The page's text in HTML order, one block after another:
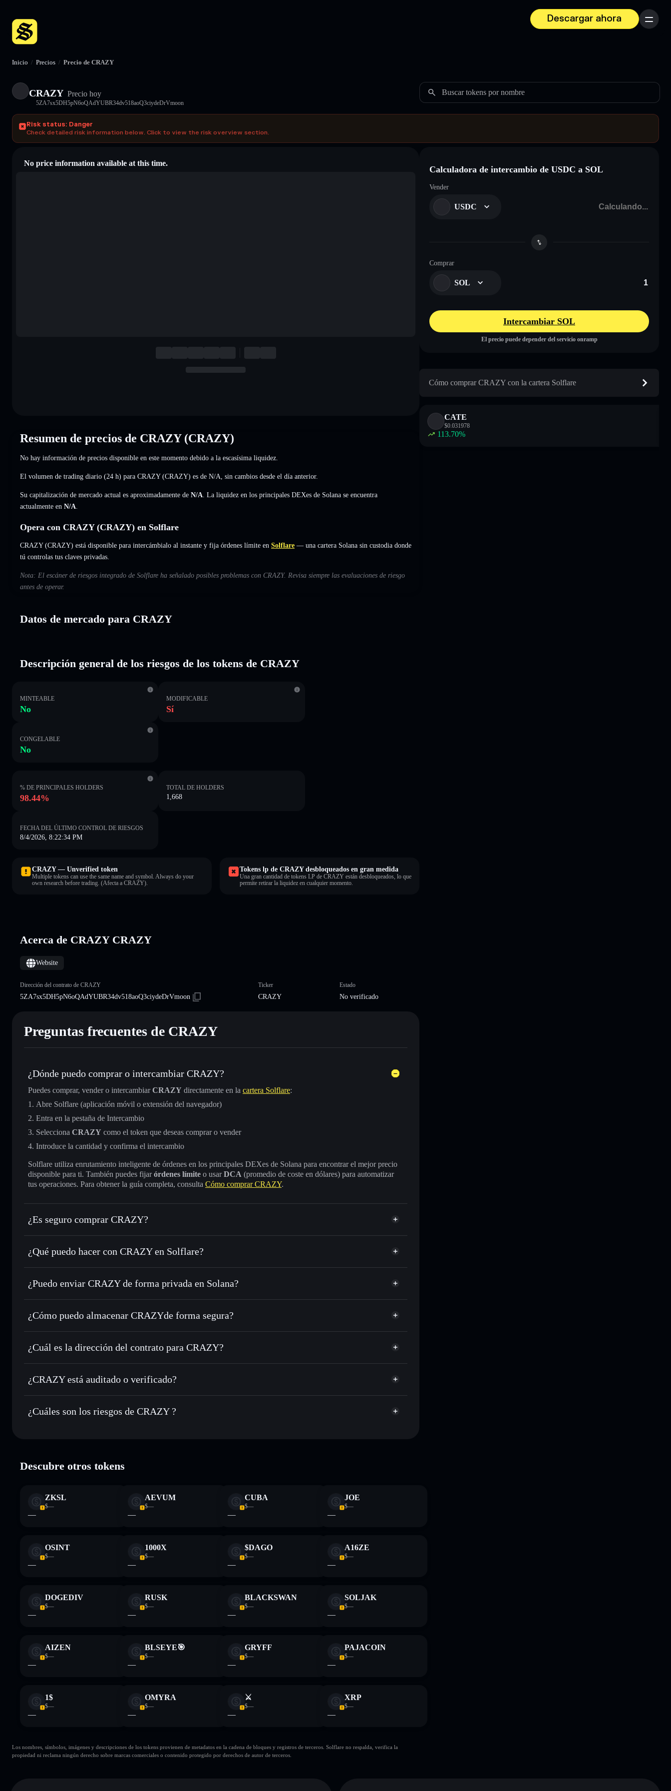
Descargar ahora
Menú
Inicio / Precios / Precio de CRAZY
CRAZY Precio hoy
5ZA7sx5DH5pN6oQAdYUBR34dv518aoQ3ciydeDrVmoon
Buscar tokens por nombre
Risk status: Danger
Check detailed risk information below. Click to view the risk overview section.
No price information available at this time.
Resumen de precios de CRAZY (CRAZY)
No hay información de precios disponible en este momento debido a la escasísima liquidez.
El volumen de trading diario (24 h) para CRAZY (CRAZY) es de N/A sin cambios desde el día anterior.
Su capitalización de mercado actual es aproximadamente de N/A . La liquidez en los principales DEXes de Solana se encuentra
actualmente en N/A
Opera con CRAZY (CRAZY) en Solflare
CRAZY (CRAZY) está disponible para intercámbialo al instante y fija órdenes límite en Solflare — una cartera Solana sin custodia donde
tú controlas tus claves privadas.
Nota: El escáner de riesgos integrado de Solflare ha señalado posibles problemas con CRAZY. Revisa siempre las evaluaciones de riesgo
antes de operar.
Datos de mercado para CRAZY
Descripción general de los riesgos de los tokens de CRAZY
MINTEABLE
No
MODIFICABLE
Sí
CONGELABLE
No
% DE PRINCIPALES HOLDERS
98.44%
TOTAL DE HOLDERS
1,668
FECHA DEL ÚLTIMO CONTROL DE RIESGOS
8/4/2026, 8:22:34 PM
CRAZY — Unverified token
Multiple tokens can use the same name and symbol. Always do your
own research before trading. (Afecta a CRAZY).
Tokens lp de CRAZY desbloqueados en gran medida
Una gran cantidad de tokens LP de CRAZY están desbloqueados, lo que
permite retirar la liquidez en cualquier momento.
Acerca de CRAZY CRAZY
Website
Dirección del contrato de CRAZY
5ZA7sx5DH5pN6oQAdYUBR34dv518aoQ3ciydeDrVmoon
Ticker
CRAZY
Estado
No verificado
Preguntas frecuentes de CRAZY
¿Dónde puedo comprar o intercambiar CRAZY?
Puedes comprar, vender o intercambiarCRAZY directamente en la cartera Solflare:
Abre Solflare (aplicación móvil o extensión del navegador)
Entra en la pestaña de Intercambio
Selecciona CRAZY como el token que deseas comprar o vender
Introduce la cantidad y confirma el intercambio
Solflare utiliza enrutamiento inteligente de órdenes en los principales DEXes de Solana para encontrar el mejor precio
disponible para ti. También puedes fijarórdenes límite o usarDCA (promedio de coste en dólares) para automatizar
tus operaciones. Para obtener la guía completa, consulta Cómo comprar CRAZY.
¿Es seguro comprar CRAZY?
CRAZY no está verificado
¿Qué puedo hacer con CRAZY en Solflare?
CRAZY
cartera de Solflare
Intercambiar al instante: operar con CRAZY para SOL, USDC o miles de otros tokens de Solana con
Utilizar DCA: promedio de coste en dólares en CRAZY a lo largo del tiempo
Enviar de forma privada: transferir CRAZY sin vincular públicamente las carteras usando el agregador de
privacidad integrado de Solflare
Holdear de forma segura: almacenar CRAZY en una cartera sin custodia donde tú controla tus claves privadas
¿Puedo enviar CRAZY de forma privada en Solana?
agregador de privacidad
¿Cómo puedo almacenar CRAZYde forma segura?
CRAZY cartera sin custodia Solflare
¿Cuál es la dirección del contrato para CRAZY?
CRAZY
5ZA7sx5DH5pN6oQAdYUBR34dv518aoQ3ciydeDrVmoon
Solflare
¿CRAZY está auditado o verificado?
CRAZY no está verificado actualmente
¿Cuáles son los riesgos de CRAZY ?
la liquidez está desbloqueada
financiero. Investiga siempre por tu cuenta. Datos proporcionados por rugcheck.xyz.
Descubre otros tokens
ZKSL
$—
—
AEVUM
$—
—
CUBA
$—
—
JOE
$—
—
OSINT
$—
—
1000X
$—
—
$DAGO
$—
—
A16ZE
$—
—
DOGEDIV
$—
—
RUSK
$—
—
BLACKSWAN
$—
—
SOLJAK
$—
—
AIZEN
$—
—
BLSEYE🎯
$—
—
GRYFF
$—
—
PAJACOIN
$—
—
1$
$—
—
OMYRA
$—
—
⚔
$—
—
XRP
$—
—
Los nombres, símbolos, imágenes y descripciones de los tokens provienen de metadatos en la cadena de bloques y registros de terceros. Solflare no respalda, verifica la
propiedad ni reclama ningún derecho sobre marcas comerciales o contenido protegido por derechos de autor de terceros.
Calculadora de intercambio de USDC a SOL
Vender
USDC
Comprar
SOL
Intercambiar SOL
El precio puede depender del servicio onramp
Cómo comprar CRAZY con la cartera Solflare
CATE
$0.031978
113.70%